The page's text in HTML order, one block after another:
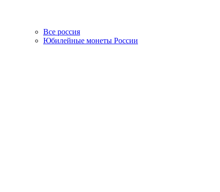
Все россия
Юбилейные монеты России